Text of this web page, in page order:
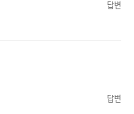
답변
답변